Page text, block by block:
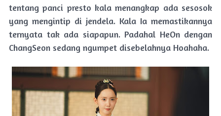
tentang panci presto kala menangkap ada sesosok
yang mengintip di jendela. Kala Ia memastikannya
ternyata tak ada siapapun. Padahal HeOn dengan
ChangSeon sedang ngumpet disebelahnya Hoahaha.